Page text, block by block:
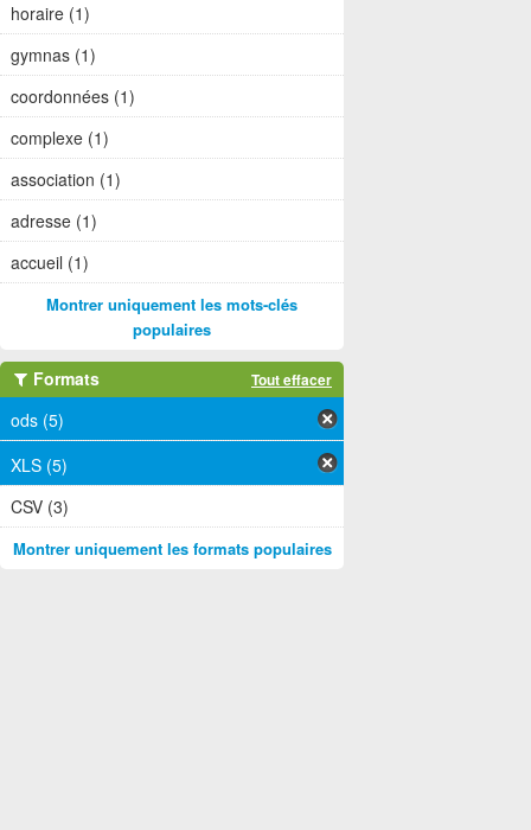
horaire (1)
gymnas (1)
coordonnées (1)
complexe (1)
association (1)
adresse (1)
accueil (1)
Montrer uniquement les mots-clés
populaires
Formats Tout effacer
ods (5)
XLS (5)
CSV (3)
Montrer uniquement les formats populaires